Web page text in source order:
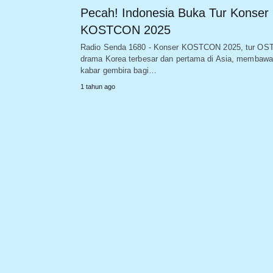
Pecah! Indonesia Buka Tur Konser
KOSTCON 2025
Radio Senda 1680 - Konser KOSTCON 2025, tur
drama Korea terbesar dan pertama di Asia, membawa
kabar gembira bagi…
1 tahun ago